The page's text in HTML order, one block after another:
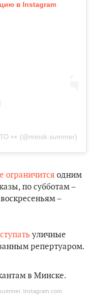
в Instagram
👀 (@minsk.summer)
ограничитсяодним
по субботам –
–
уличные
репертуаром.
Instagram.com.